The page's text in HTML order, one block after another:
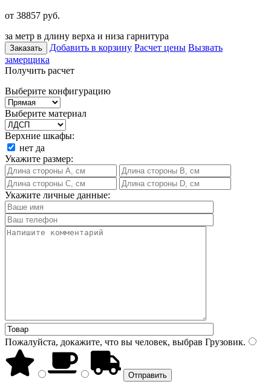
от 38857 руб.
за метр в длину верха и низа гарнитура
Заказать Добавить в корзину Расчет цены Вызвать
замерщика
Получить расчет
Выберите конфигурацию
Выберите материал
Верхние шкафы:
нет да
Укажите размер:
Укажите личные данные:
Пожалуйста, докажите, что вы человек, выбрав Грузовик.